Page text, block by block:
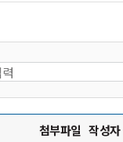
첨부파일 작성자